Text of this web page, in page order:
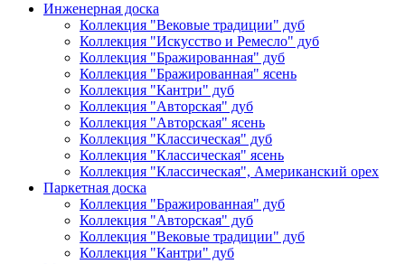
Инженерная доска
Коллекция "Вековые традиции" дуб
Коллекция "Искусство и Ремесло" дуб
Коллекция "Бражированная" дуб
Коллекция "Бражированная" ясень
Коллекция "Кантри" дуб
Коллекция "Авторская" дуб
Коллекция "Авторская" ясень
Коллекция "Классическая" дуб
Коллекция "Классическая" ясень
Коллекция "Классическая", Американский орех
Паркетная доска
Коллекция "Бражированная" дуб
Коллекция "Авторская" дуб
Коллекция "Вековые традиции" дуб
Коллекция "Кантри" дуб